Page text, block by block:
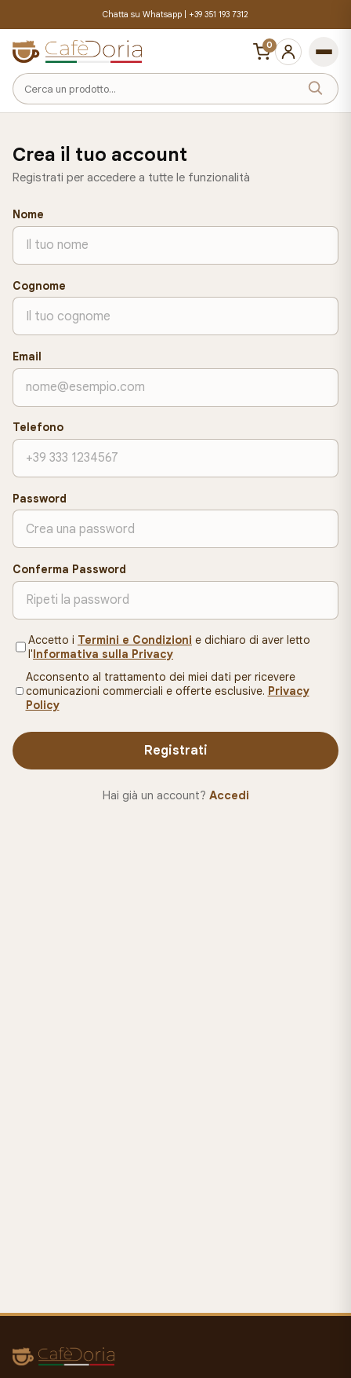
Chatta su Whatsapp | +39 351 193 7312
Cerca
un
prodotto
0
Crea il tuo account
Registrati per accedere a tutte le funzionalità
Nome
Cognome
Email
Telefono
Password
Conferma Password
Accetto i Termini e Condizioni e dichiaro di aver letto
l' Informativa sulla Privacy
Acconsento al trattamento dei miei dati per ricevere
comunicazioni commerciali e offerte esclusive. Privacy
Policy
Registrati
Hai già un account? Accedi